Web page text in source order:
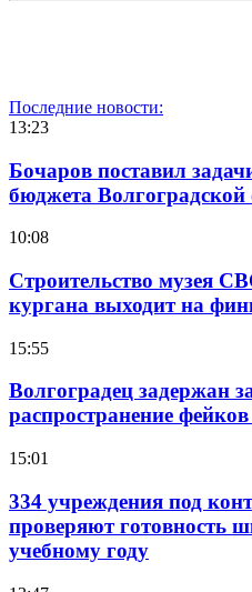
Последние новости:
13:23
Бочаров поставил
бюджета Волгоградской
10:08
Строительство музея
кургана выходит на
15:55
Волгоградец задержан
распространение
15:01
334 учреждения под
проверяют готовность
учебному году